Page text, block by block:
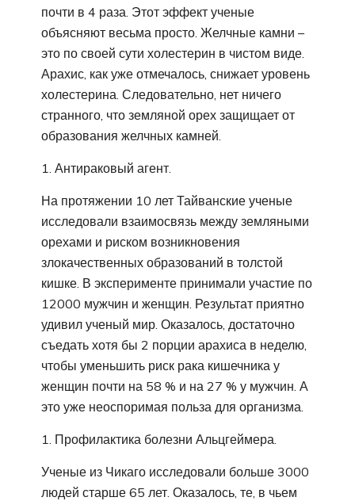
почти в 4 раза. Этот эффект ученые
объясняют весьма просто. Желчные камни –
это по своей сути холестерин в чистом виде.
Арахис, как уже отмечалось, снижает уровень
холестерина. Следовательно, нет ничего
странного, что земляной орех защищает от
образования желчных камней.
Антираковый агент.
На протяжении 10 лет Тайванские ученые
исследовали взаимосвязь между земляными
орехами и риском возникновения
злокачественных образований в толстой
кишке. В эксперименте принимали участие по
12000 мужчин и женщин. Результат приятно
удивил ученый мир. Оказалось, достаточно
съедать хотя бы 2 порции арахиса в неделю,
чтобы уменьшить риск рака кишечника у
женщин почти на 58 % и на 27 % у мужчин. А
это уже неоспоримая польза для организма.
Профилактика болезни Альцгеймера.
Ученые из Чикаго исследовали больше 3000
людей старше 65 лет. Оказалось, те, в чьем